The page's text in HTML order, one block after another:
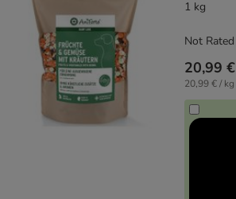
1 kg
20,99 €
20,99 € / kg
Not Rated